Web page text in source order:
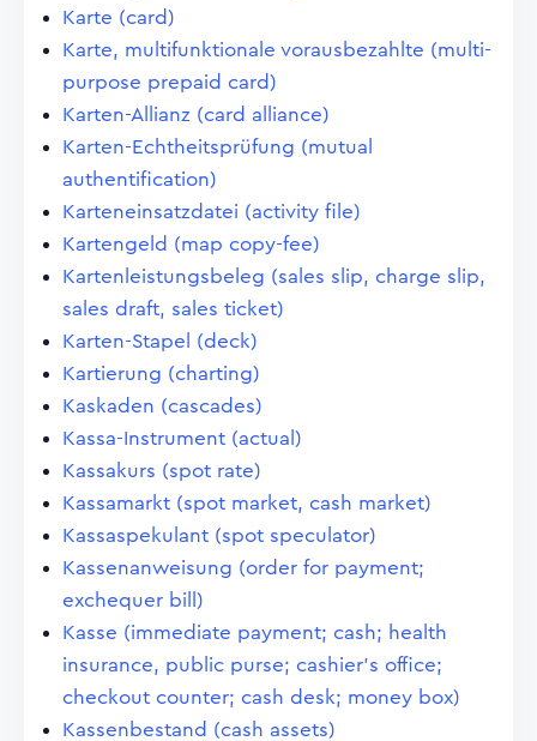
Karte (card)
Karte, multifunktionale vorausbezahlte (multi-
purpose prepaid card)
Karten-Allianz (card alliance)
Karten-Echtheitsprüfung (mutual
authentification)
Karteneinsatzdatei (activity file)
Kartengeld (map copy-fee)
Kartenleistungsbeleg (sales slip, charge slip,
sales draft, sales ticket)
Karten-Stapel (deck)
Kartierung (charting)
Kaskaden (cascades)
Kassa-Instrument (actual)
Kassakurs (spot rate)
Kassamarkt (spot market, cash market)
Kassaspekulant (spot speculator)
Kassenanweisung (order for payment;
exchequer bill)
Kasse (immediate payment; cash; health
insurance, public purse; cashier's office;
checkout counter; cash desk; money box)
Kassenbestand (cash assets)